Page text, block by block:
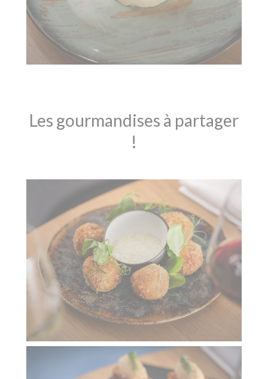
Les gourmandises à partager
!